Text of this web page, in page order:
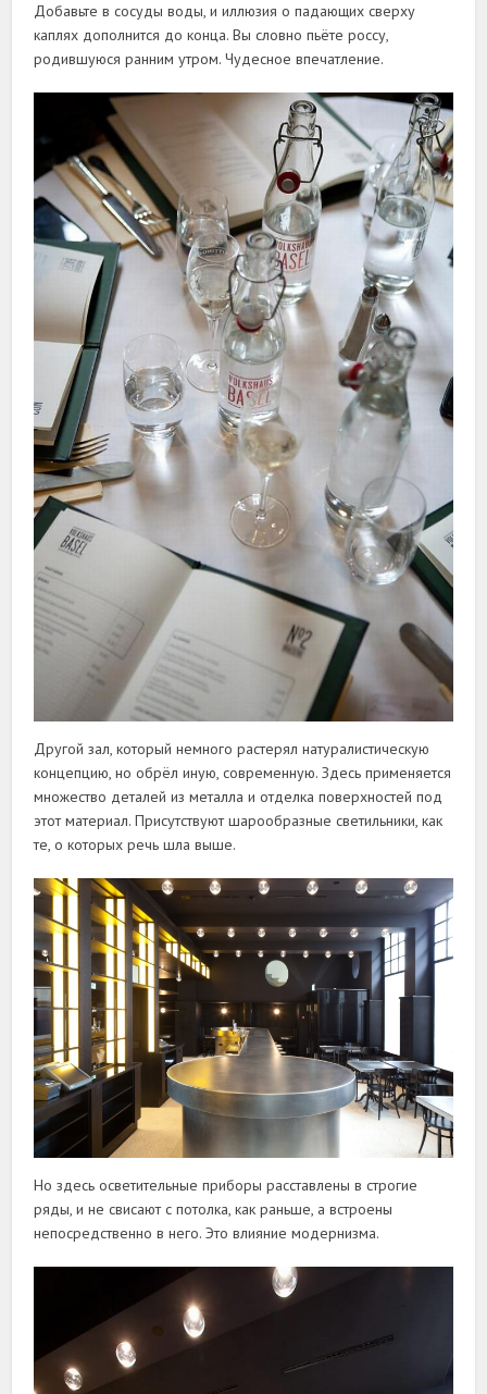
Добавьте в сосуды воды, и иллюзия о падающих сверху
каплях дополнится до конца. Вы словно пьёте россу,
родившуюся ранним утром. Чудесное впечатление.
Другой зал, который немного растерял натуралистическую
концепцию, но обрёл иную, современную. Здесь применяется
множество деталей из металла и отделка поверхностей под
этот материал. Присутствуют шарообразные светильники, как
те, о которых речь шла выше.
Но здесь осветительные приборы расставлены в строгие
ряды, и не свисают с потолка, как раньше, а встроены
непосредственно в него. Это влияние модернизма.